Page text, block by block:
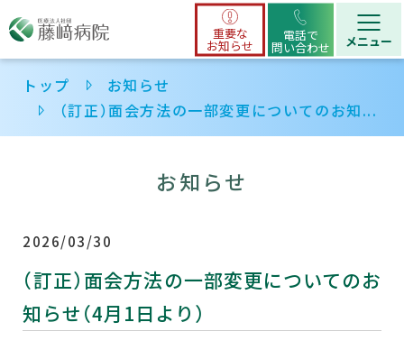
重要な
お知らせ
電話で
問い合わせ
トップ
お知らせ
（訂正）面会方法の一部変更についてのお知...
お知らせ
2026/03/30
（訂正）面会方法の一部変更についてのお
知らせ（4月1日より）